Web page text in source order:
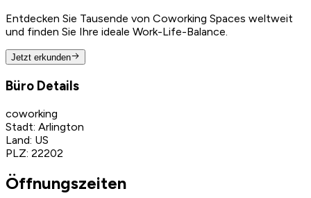
Entdecken Sie Tausende von Coworking Spaces weltweit
und finden Sie Ihre ideale Work-Life-Balance.
Jetzt erkunden
Büro Details
coworking
Stadt: Arlington
Land: US
PLZ: 22202
Öffnungszeiten